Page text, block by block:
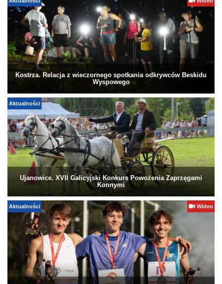
Aktualności Wideo
Kostrza. Relacja z wieczornego spotkania odkrywców Beskidu
Wyspowego
Aktualności
Ujanowice. XVII Galicyjski Konkurs Powożenia Zaprzęgami
Konnymi
Aktualności Wideo